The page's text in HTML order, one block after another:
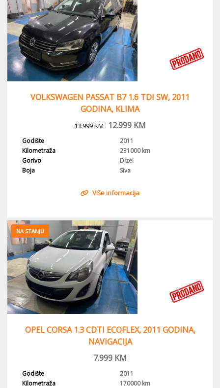
VOLKSWAGEN PASSAT B7 1.6 TDI SW, 2011
GODINA, KLIMA
13.999KM 12.999 KM
Godište
2011
Kilometraža
231000 km
Gorivo
Dizel
Boja
Siva
Više informacija
NA STANJU
OPEL CORSA 1.3 CDTI ECOFLEX, 2011 GODINA,
NAVIGACIJA
7.999 KM
Godište
2011
Kilometraža
170000 km